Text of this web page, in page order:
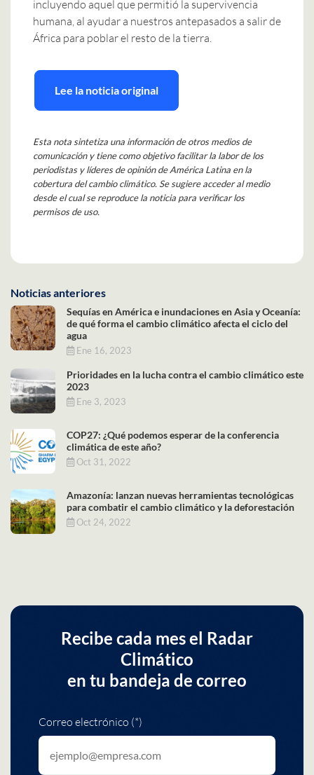
incluyendo aquel que permitió la supervivencia
humana, al ayudar a nuestros antepasados a salir de
África para poblar el resto de la tierra.
Lee la noticia original
Esta nota sintetiza una información de otros medios de
comunicación y tiene como objetivo facilitar la labor de los
periodistas y líderes de opinión de América Latina en la
cobertura del cambio climático. Se sugiere acceder al medio
desde el cual se reproduce la noticia para verificar los
permisos de uso.
Noticias anteriores
Sequías en América e inundaciones en Asia y Oceanía:
de qué forma el cambio climático afecta el ciclo del
agua
Ene 16, 2023
Prioridades en la lucha contra el cambio climático este
2023
Ene 3, 2023
COP27: ¿Qué podemos esperar de la conferencia
climática de este año?
Oct 31, 2022
Amazonía: lanzan nuevas herramientas tecnológicas
para combatir el cambio climático y la deforestación
Oct 24, 2022
Recibe cada mes el Radar
Climático
en tu bandeja de correo
Correo electrónico (*)